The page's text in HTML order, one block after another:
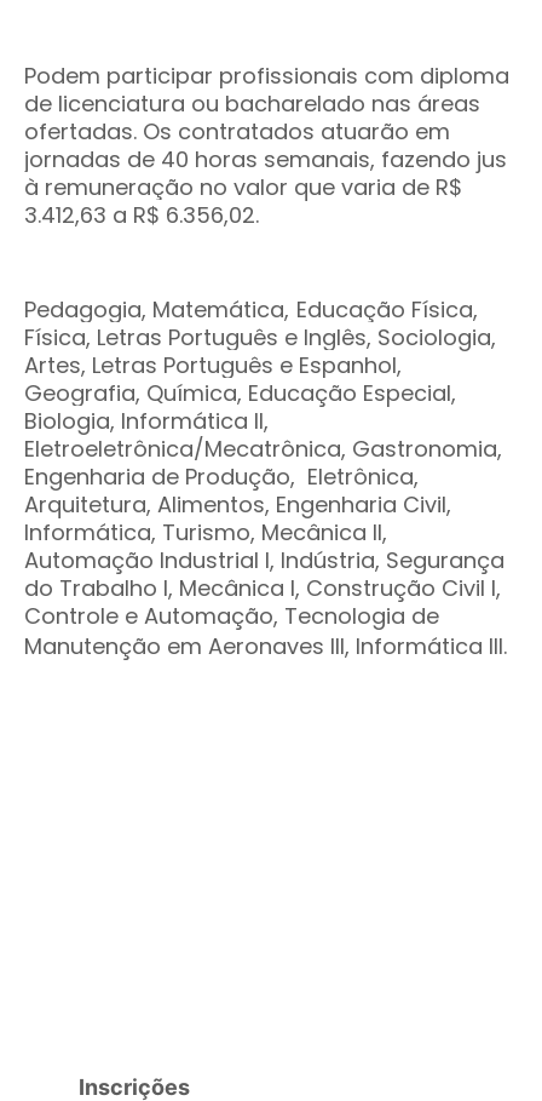
Podem participar profissionais com diploma
de licenciatura ou bacharelado nas áreas
ofertadas. Os contratados atuarão em
jornadas de 40 horas semanais, fazendo jus
à remuneração no valor que varia de R$
3.412,63 a R$ 6.356,02.
Pedagogia, Matemática, Educação Física,
Física, Letras Português e Inglês, Sociologia,
Artes, Letras Português e Espanhol,
Geografia, Química, Educação Especial,
Biologia, Informática II,
Eletroeletrônica/Mecatrônica, Gastronomia,
Engenharia de Produção, Eletrônica,
Arquitetura, Alimentos, Engenharia Civil,
Informática, Turismo, Mecânica II,
Automação Industrial I, Indústria, Segurança
do Trabalho I, Mecânica I, Construção Civil I,
Controle e Automação, Tecnologia de
Manutenção em Aeronaves III, Informática III.
Inscrições